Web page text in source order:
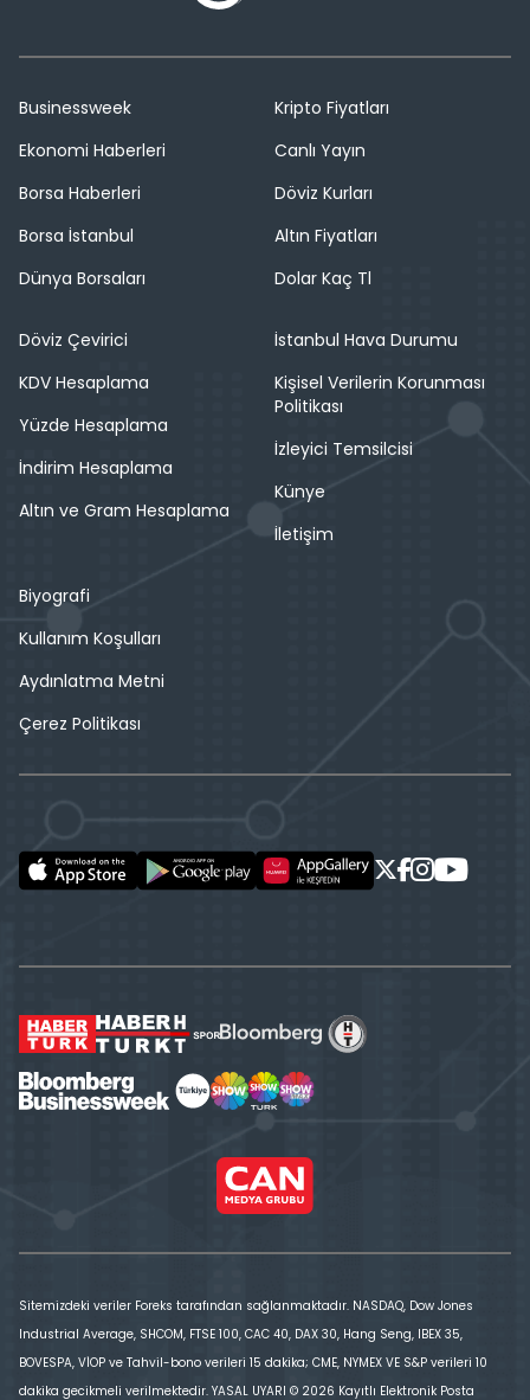
Businessweek
Ekonomi Haberleri
Borsa Haberleri
Borsa İstanbul
Dünya Borsaları
Kripto Fiyatları
Canlı Yayın
Döviz Kurları
Altın Fiyatları
Dolar Kaç Tl
Döviz Çevirici
KDV Hesaplama
Yüzde Hesaplama
İndirim Hesaplama
Altın ve Gram Hesaplama
İstanbul Hava Durumu
Kişisel Verilerin Korunması
Politikası
İzleyici Temsilcisi
Künye
İletişim
Biyografi
Kullanım Koşulları
Aydınlatma Metni
Çerez Politikası
Sitemizdeki veriler Foreks tarafından sağlanmaktadır. NASDAQ, Dow Jones
Industrial Average, SHCOM, FTSE 100, CAC 40, DAX 30, Hang Seng, IBEX 35,
BOVESPA, VİOP ve Tahvil-bono verileri 15 dakika; CME, NYMEX VE S&P verileri 10
dakika gecikmeli verilmektedir. YASAL UYARI © 2026 Kayıtlı Elektronik Posta